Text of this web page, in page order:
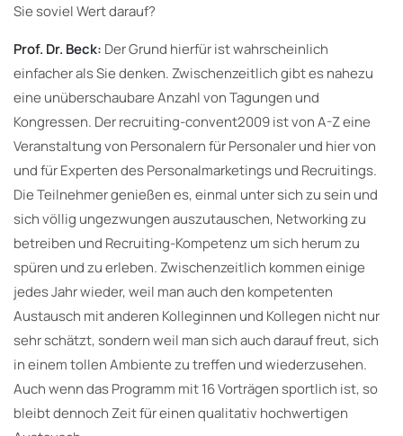
Sie soviel Wert darauf?
Prof. Dr. Beck: Der Grund hierfür ist wahrscheinlich
einfacher als Sie denken. Zwischenzeitlich gibt es nahezu
eine unüberschaubare Anzahl von Tagungen und
Kongressen. Der recruiting-convent2009 ist von A-Z eine
Veranstaltung von Personalern für Personaler und hier von
und für Experten des Personalmarketings und Recruitings.
Die Teilnehmer genießen es, einmal unter sich zu sein und
sich völlig ungezwungen auszutauschen, Networking zu
betreiben und Recruiting-Kompetenz um sich herum zu
spüren und zu erleben. Zwischenzeitlich kommen einige
jedes Jahr wieder, weil man auch den kompetenten
Austausch mit anderen Kolleginnen und Kollegen nicht nur
sehr schätzt, sondern weil man sich auch darauf freut, sich
in einem tollen Ambiente zu treffen und wiederzusehen.
Auch wenn das Programm mit 16 Vorträgen sportlich ist, so
bleibt dennoch Zeit für einen qualitativ hochwertigen